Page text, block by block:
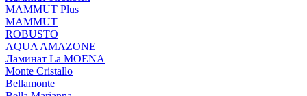
MAMMUT Plus
MAMMUT
ROBUSTO
AQUA AMAZONE
Ламинат La MOENA
Monte Cristallo
Bellamonte